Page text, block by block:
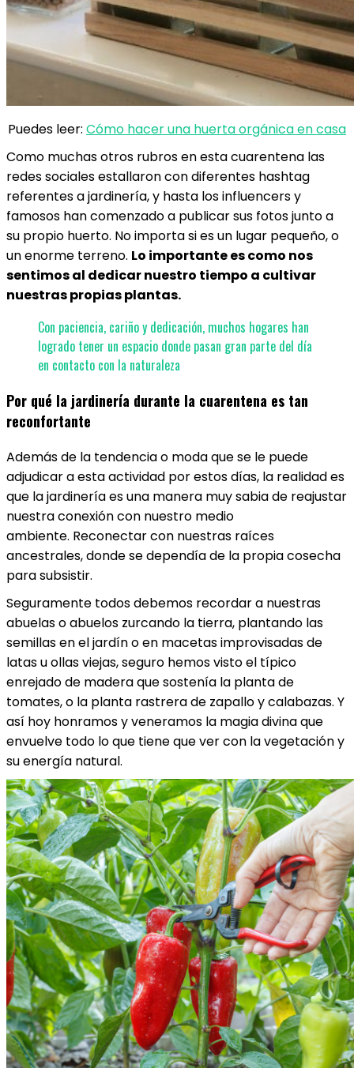
Puedes leer: Cómo hacer una huerta orgánica en casa
Como muchas otros rubros en esta cuarentena las
redes sociales estallaron con diferentes hashtag
referentes a jardinería, y hasta los influencers y
famosos han comenzado a publicar sus fotos junto a
su propio huerto. No importa si es un lugar pequeño, o
un enorme terreno. Lo importante es como nos
sentimos al dedicar nuestro tiempo a cultivar
nuestras propias plantas.
Con paciencia, cariño y dedicación, muchos hogares han
logrado tener un espacio donde pasan gran parte del día
en contacto con la naturaleza
Por qué la jardinería durante la cuarentena es tan
reconfortante
Además de la tendencia o moda que se le puede
adjudicar a esta actividad por estos días, la realidad es
que la jardinería es una manera muy sabia de reajustar
nuestra conexión con nuestro medio
ambiente. Reconectar con nuestras raíces
ancestrales, donde se dependía de la propia cosecha
para subsistir.
Seguramente todos debemos recordar a nuestras
abuelas o abuelos zurcando la tierra, plantando las
semillas en el jardín o en macetas improvisadas de
latas u ollas viejas, seguro hemos visto el típico
enrejado de madera que sostenía la planta de
tomates, o la planta rastrera de zapallo y calabazas. Y
así hoy honramos y veneramos la magia divina que
envuelve todo lo que tiene que ver con la vegetación y
su energía natural.